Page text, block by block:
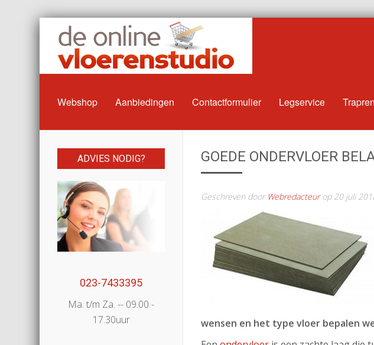
Webshop Aanbiedingen Contactformulier Legservice
GOEDE ONDERVLOER
Geschreven door Webredacteurop 20 juli
wensen en het type vloer bepalen
ADVIES NODIG?
023-7433395
Ma. t/m Za. -- 09.00 -
17.30uur